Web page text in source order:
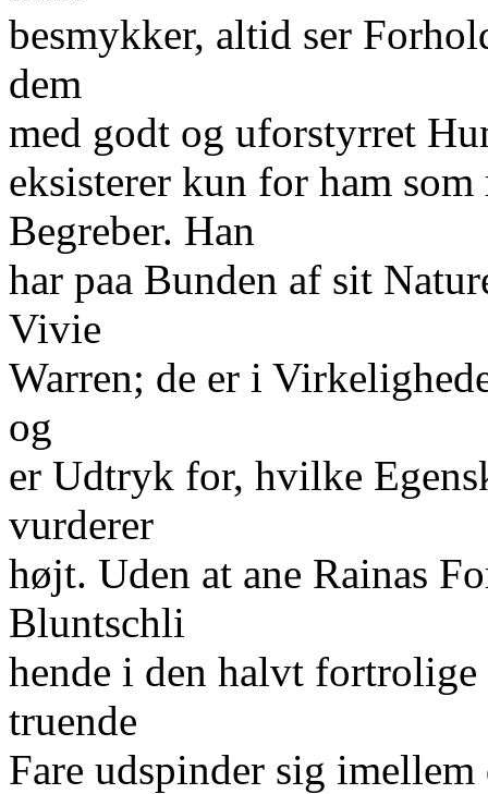
besmykker, altid ser
dem
med godt og uforstyrret
eksisterer kun for ham
Begreber. Han
har paa Bunden af sit
Vivie
Warren; de er i
og
er Udtryk for, hvilke
vurderer
højt. Uden at ane Rainas
Bluntschli
hende i den halvt fortrolige
truende
Fare udspinder sig